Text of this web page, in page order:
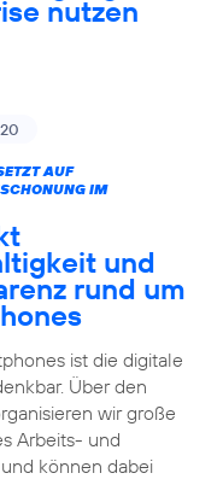
nutzen
AUF
IM
und
rund um
ist die digitale
Über den
wir große
Arbeits- und
können dabei